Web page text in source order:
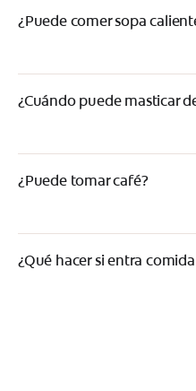
¿Puede comer sopa
¿Cuándo puede masticar
¿Puede tomar café?
¿Qué hacer si entra